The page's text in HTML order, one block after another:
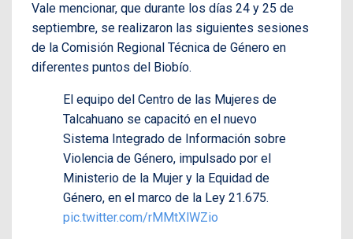
Vale mencionar, que durante los días 24 y 25 de
septiembre, se realizaron las siguientes sesiones
de la Comisión Regional Técnica de Género en
diferentes puntos del Biobío.
El equipo del Centro de las Mujeres de
Talcahuano se capacitó en el nuevo
Sistema Integrado de Información sobre
Violencia de Género, impulsado por el
Ministerio de la Mujer y la Equidad de
Género, en el marco de la Ley 21.675.
pic.twitter.com/rMMtXlWZio